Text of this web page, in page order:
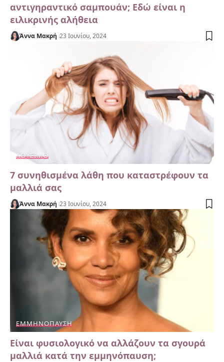
αντιγηραντικό σαμπουάν; Εδώ είναι η
ειλικρινής αλήθεια
Άννα Μακρή 23 Ιουνίου, 2024
ΛΟΎΣΙΜΟ
7 συνηθισμένα λάθη που καταστρέφουν τα
μαλλιά σας
Άννα Μακρή 23 Ιουνίου, 2024
ΕΜΜΗΝΌΠΑΥΣΗ
Είναι φυσιολογικό να αλλάζουν τα σγουρά
μαλλιά κατά την εμμηνόπαυση;